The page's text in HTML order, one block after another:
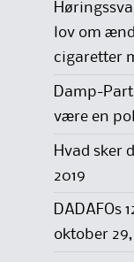
lov om
cigaretter
Damp-
være en
Hvad sker
2019
DADAFOs
oktober 29,